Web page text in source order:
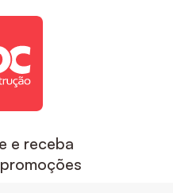
e receba